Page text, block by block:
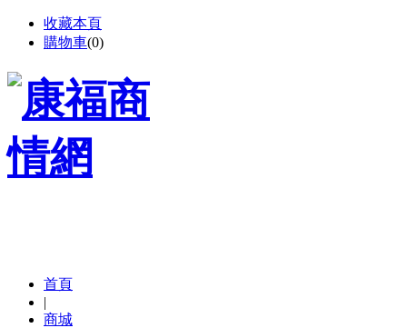
收藏本頁
購物車(0)
首頁
|
商城